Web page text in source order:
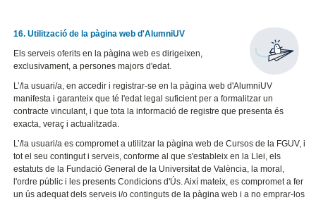
16. Utilització de la pàgina web d'AlumniUV
Els serveis oferits en la pàgina web es dirigeixen,
exclusivament, a persones majors d'edat.
L’/la usuari/a, en accedir i registrar-se en la pàgina web d'AlumniUV
manifesta i garanteix que té l'edat legal suficient per a formalitzar un
contracte vinculant, i que tota la informació de registre que presenta és
exacta, veraç i actualitzada.
L’/la usuari/a es compromet a utilitzar la pàgina web de Cursos de la FGUV, i
tot el seu contingut i serveis, conforme al que s'estableix en la Llei, els
estatuts de la Fundació General de la Universitat de València, la moral,
l'ordre públic i les presents Condicions d'Ús. Així mateix, es compromet a fer
un ús adequat dels serveis i/o continguts de la pàgina web i a no emprar-los